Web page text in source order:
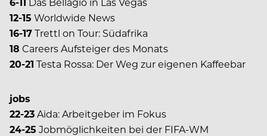
12-15 Worldwide News
16-17Trettl on Tour: Südafrika
18 Careers Aufsteiger des Monats
20-21 Testa Rossa: Der Weg zur eigenen Kaffeebar
jobs
22-23Aida: Arbeitgeber im Fokus
24-25 Jobmöglichkeiten bei der FIFA-WM